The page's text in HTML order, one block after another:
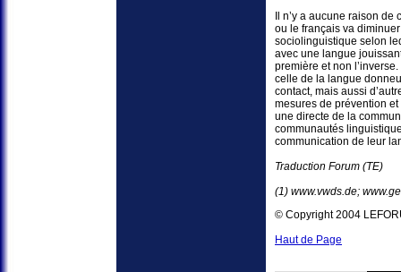
Il n’y a aucune raison
ou le français va
sociolinguistique selon
avec une langue
première et non
celle de la langue
contact, mais aussi
mesures de prévention
une directe de la
communautés
communication de leur
Traduction Forum (TE)
(1) www.vwds.de;
© Copyright 2004
Haut de Page